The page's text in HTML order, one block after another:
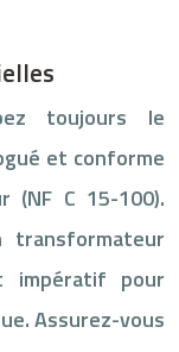
toujours le
et conforme
(NF C 15-100).
transformateur
impératif pour
Assurez-vous